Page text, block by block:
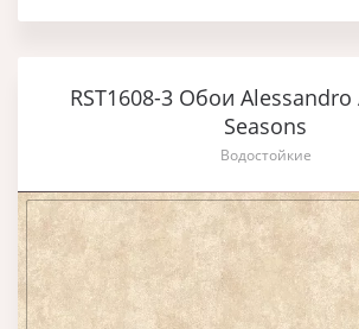
RST1608-3 Обои
Seasons
Водостойкие